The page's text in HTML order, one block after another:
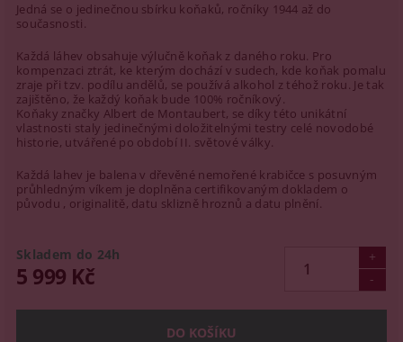
Jedná se o jedinečnou sbírku koňaků, ročníky 1944 až do
současnosti.
Každá láhev obsahuje výlučně koňak z daného roku. Pro
kompenzaci ztrát, ke kterým dochází v sudech, kde koňak pomalu
zraje při tzv. podílu andělů, se používá alkohol z téhož roku. Je tak
zajištěno, že každý koňak bude 100% ročníkový.
Koňaky značky Albert de Montaubert, se díky této unikátní
vlastnosti staly jedinečnými doložitelnými testry celé novodobé
historie, utvářené po období II. světové války.
Každá lahev je balena v dřevěné nemořené krabičce s posuvným
průhledným víkem je doplněna certifikovaným dokladem o
původu , originalitě, datu sklizně hroznů a datu plnění.
Skladem do 24h
5 999 Kč